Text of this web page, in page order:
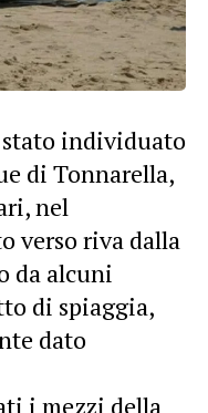
individuato
di Tonnarella,
nel
verso riva dalla
da alcuni
di spiaggia,
dato
i mezzi della